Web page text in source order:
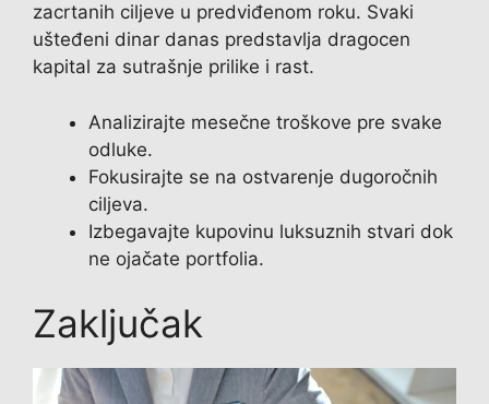
zacrtanih ciljeve u predviđenom roku. Svaki
ušteđeni dinar danas predstavlja dragocen
kapital za sutrašnje prilike i rast.
Analizirajte mesečne troškove pre svake
odluke.
Fokusirajte se na ostvarenje dugoročnih
ciljeva.
Izbegavajte kupovinu luksuznih stvari dok
ne ojačate portfolia.
Zaključak